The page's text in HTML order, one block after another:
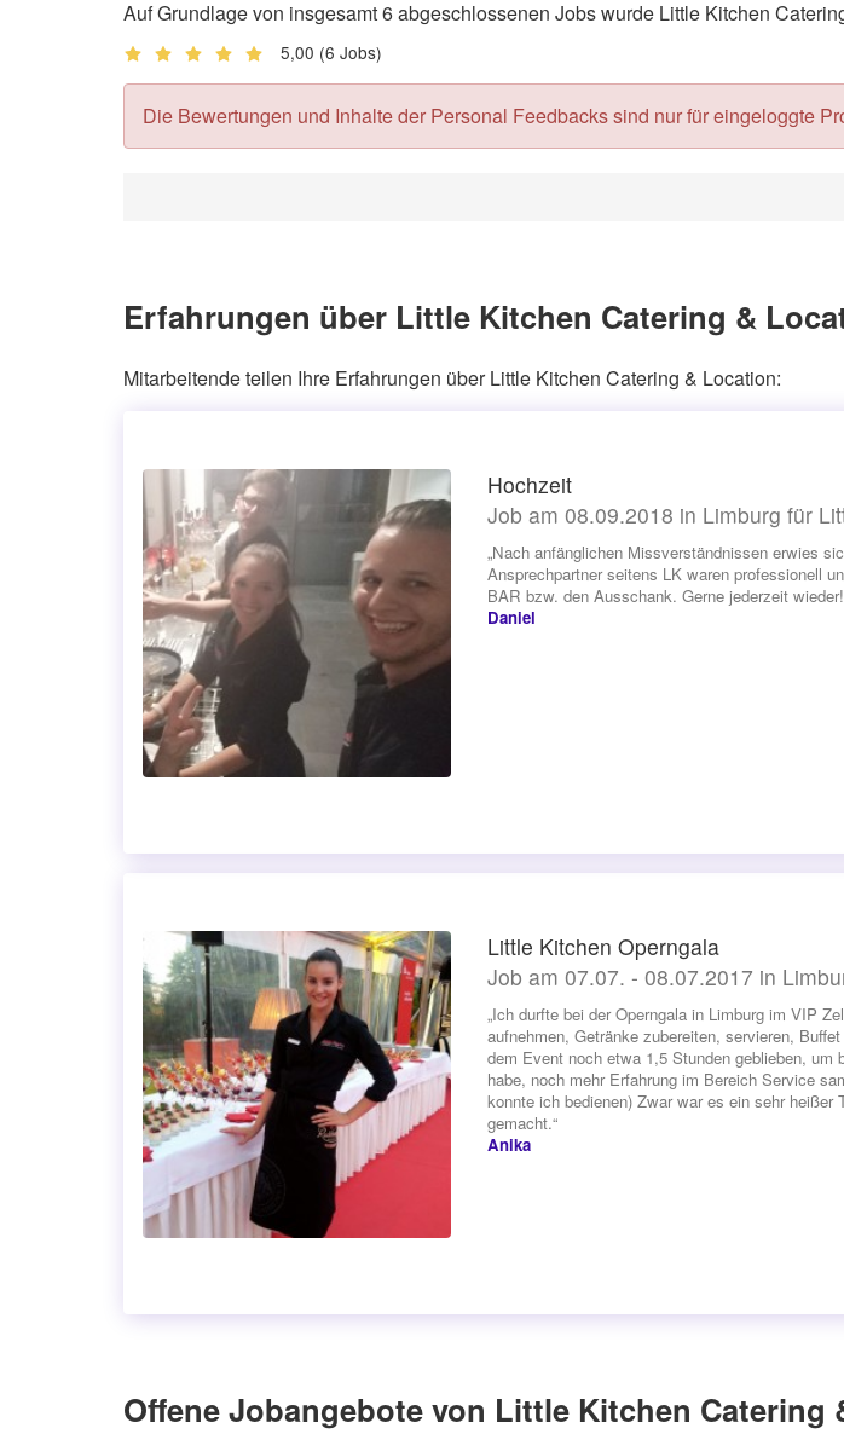
Auf Grundlage von insgesamt 6 abgeschlossenen Jobs wurde Little Kitchen
5,00 (6 Jobs)
Die Bewertungen und Inhalte der Personal Feedbacks sind nur für eingeloggte
Erfahrungen über Little Kitchen Catering &
Mitarbeitende teilen Ihre Erfahrungen über Little Kitchen Catering & Location:
Hochzeit
Job am 08.09.2018 in Limburg für
„Nach anfänglichen Missverständnissen erwies
Ansprechpartner seitens LK waren professionell
BAR bzw. den Ausschank. Gerne jederzeit wieder!
Daniel
Little Kitchen Operngala
Job am 07.07. - 08.07.2017 in
„Ich durfte bei der Operngala in Limburg im VIP
aufnehmen, Getränke zubereiten, servieren,
dem Event noch etwa 1,5 Stunden geblieben,
habe, noch mehr Erfahrung im Bereich Service
konnte ich bedienen) Zwar war es ein sehr
gemacht.“
Anika
Offene Jobangebote von Little Kitchen Catering